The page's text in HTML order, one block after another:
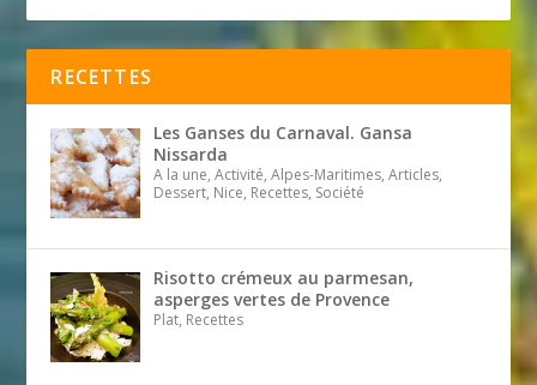
RECETTES
Les Ganses du Carnaval. Gansa
Nissarda
A la une, Activité, Alpes-Maritimes, Articles,
Dessert, Nice, Recettes, Société
Risotto crémeux au parmesan,
asperges vertes de Provence
Plat, Recettes